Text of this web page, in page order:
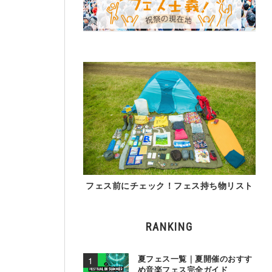
フェス前にチェック！フェス持ち物リスト
RANKING
夏フェス一覧｜夏開催のおすす
め音楽フェス完全ガイド